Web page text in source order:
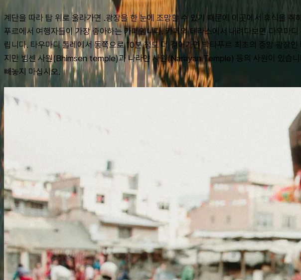
계단을 따라 탑 위로 올라가면 .광장을 한 눈에 조망할 수 있기 때문에 이곳에서 휴식을
푸르에서 여행자들이 가장 좋아하는 카페입니다. 카페의 테라스에서 내려다보면 다우마
립니다. 타우마디 톨레에서 동쪽으로 10분 정도 더 걸어가면 박타푸르 최초의 중앙 광
지만 빔센 사원(Bhimsen temple)과 나라얀 사원(Narayan Temple) 등의 사원이 있습
빼놓지 마십시오.